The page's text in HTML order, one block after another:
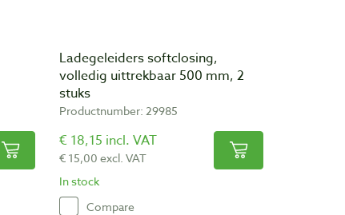
Ladegeleiders softclosing,
volledig uittrekbaar 500 mm, 2
stuks
Productnumber: 29985
€ 18,15 incl. VAT
€ 15,00 excl. VAT
In stock
Compare